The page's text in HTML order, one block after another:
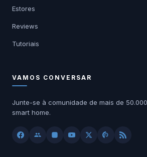
Estores
Reviews
Tutoriais
VAMOS CONVERSAR
Junte-se à comunidade de mais de
smart home.